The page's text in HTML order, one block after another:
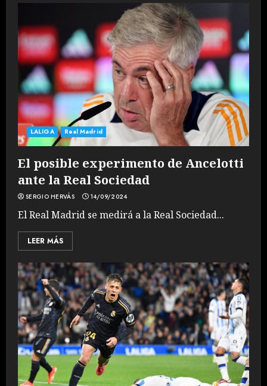
LALIGA Real Madrid
El posible experimento de Ancelotti
ante la Real Sociedad
SERGIO HERVÁS 14/09/2024
El Real Madrid se medirá a la Real Sociedad...
LEER MÁS